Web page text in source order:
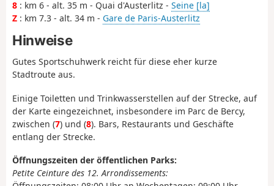
8 : km 6 - alt. 35 m - Quai d'Austerlitz - Seine [la]
Z : km 7.3 - alt. 34 m - Gare de Paris-Austerlitz
Hinweise
Gutes Sportschuhwerk reicht für diese eher kurze
Stadtroute aus.
Einige Toiletten und Trinkwasserstellen auf der Strecke, auf
der Karte eingezeichnet, insbesondere im Parc de Bercy,
zwischen (7) und (8). Bars, Restaurants und Geschäfte
entlang der Strecke.
Öffnungszeiten der öffentlichen Parks:
Petite Ceinture des 12. Arrondissements: